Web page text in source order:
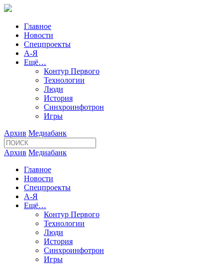
Главное
Новости
Спецпроекты
А-Я
Ещё…
Контур Первого
Технологии
Люди
История
Синхроинфотрон
Игры
Архив Медиабанк
Архив Медиабанк
Главное
Новости
Спецпроекты
А-Я
Ещё…
Контур Первого
Технологии
Люди
История
Синхроинфотрон
Игры